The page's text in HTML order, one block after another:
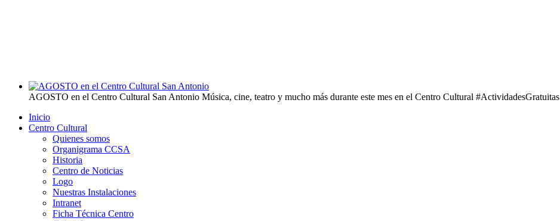
AGOSTO en el Centro Cultural San Antonio Música, cine, teatro y mucho más durante este mes en el Centro Cultural #ActividadesGratuitas
Inicio
Centro Cultural
Quienes somos
Organigrama CCSA
Historia
Centro de Noticias
Logo
Nuestras Instalaciones
Intranet
Ficha Técnica Centro